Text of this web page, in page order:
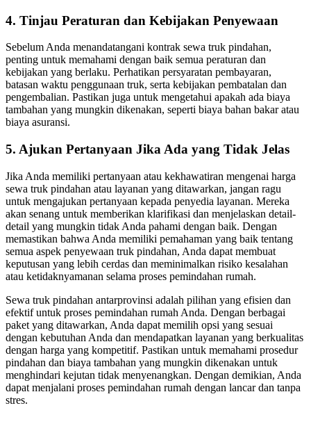
4. Tinjau Peraturan dan Kebijakan Penyewaan
Sebelum Anda menandatangani kontrak sewa truk pindahan,
penting untuk memahami dengan baik semua peraturan dan
kebijakan yang berlaku. Perhatikan persyaratan pembayaran,
batasan waktu penggunaan truk, serta kebijakan pembatalan dan
pengembalian. Pastikan juga untuk mengetahui apakah ada biaya
tambahan yang mungkin dikenakan, seperti biaya bahan bakar atau
biaya asuransi.
5. Ajukan Pertanyaan Jika Ada yang Tidak Jelas
Jika Anda memiliki pertanyaan atau kekhawatiran mengenai harga
sewa truk pindahan atau layanan yang ditawarkan, jangan ragu
untuk mengajukan pertanyaan kepada penyedia layanan. Mereka
akan senang untuk memberikan klarifikasi dan menjelaskan detail-
detail yang mungkin tidak Anda pahami dengan baik. Dengan
memastikan bahwa Anda memiliki pemahaman yang baik tentang
semua aspek penyewaan truk pindahan, Anda dapat membuat
keputusan yang lebih cerdas dan meminimalkan risiko kesalahan
atau ketidaknyamanan selama proses pemindahan rumah.
Sewa truk pindahan antarprovinsi adalah pilihan yang efisien dan
efektif untuk proses pemindahan rumah Anda. Dengan berbagai
paket yang ditawarkan, Anda dapat memilih opsi yang sesuai
dengan kebutuhan Anda dan mendapatkan layanan yang berkualitas
dengan harga yang kompetitif. Pastikan untuk memahami prosedur
pindahan dan biaya tambahan yang mungkin dikenakan untuk
menghindari kejutan tidak menyenangkan. Dengan demikian, Anda
dapat menjalani proses pemindahan rumah dengan lancar dan tanpa
stres.